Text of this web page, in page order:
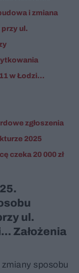
i zmiana
ul.
w Łodzi...
zgłoszenia
2025
czeka 20 000 zł
ul.
Założenia
sposobu